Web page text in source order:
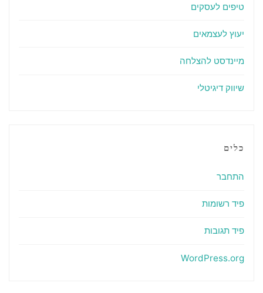
טיפים לעסקים
יעוץ לעצמאים
מיינדסט להצלחה
שיווק דיגיטלי
כלים
התחבר
פיד רשומות
פיד תגובות
WordPress.org